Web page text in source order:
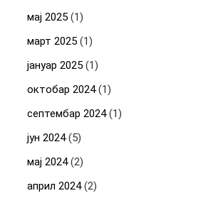
мај 2025(1)
март 2025(1)
јануар 2025(1)
октобар 2024(1)
септембар 2024(1)
јун 2024(5)
мај 2024(2)
април 2024(2)